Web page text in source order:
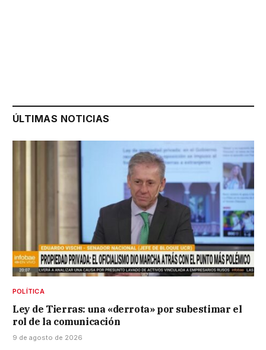
ÚLTIMAS NOTICIAS
POLÍTICA
Ley de Tierras: una «derrota» por subestimar el
rol de la comunicación
9 de agosto de 2026